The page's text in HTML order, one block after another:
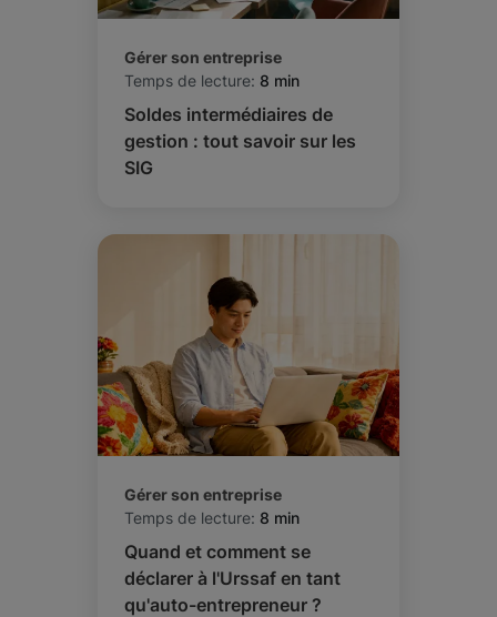
Gérer son entreprise
Temps de lecture: 8 min
Soldes intermédiaires de
gestion : tout savoir sur les
SIG
Gérer son entreprise
Temps de lecture: 8 min
Quand et comment se
déclarer à l'Urssaf en tant
qu'auto-entrepreneur ?